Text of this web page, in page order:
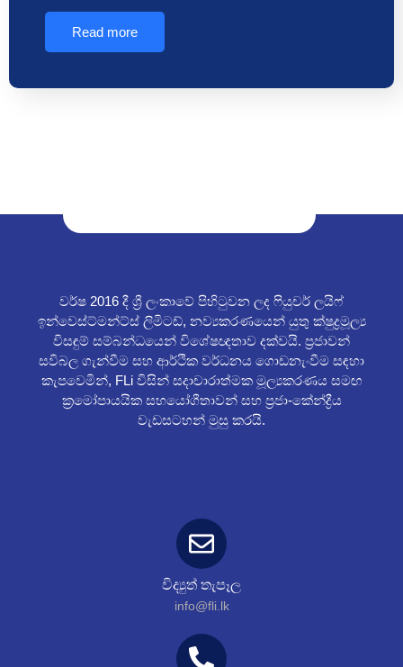
Read more
වර්ෂ 2016 දී ශ්‍රී ලංකාවේ පිහිටුවන ලද ෆියුචර් ලයිෆ්
ඉන්වෙස්ට්මන්ට්ස් ලිමිටඩ්, නව්‍යකරණයෙන් යුතු ක්ෂුද්‍රමූල්‍ය
විසඳුම් සම්බන්ධයෙන් විශේෂඥතාව දක්වයි. ප්‍රජාවන්
සවිබල ගැන්වීම සහ ආර්ථික වර්ධනය ගොඩනැංවීම සඳහා
කැපවෙමින්, FLi විසින් සදාචාරාත්මක මූල්‍යකරණය සමඟ
ක්‍රමෝපායයික සහයෝගීතාවන් සහ ප්‍රජා-කේන්ද්‍රීය
වැඩසටහන් මුසු කරයි.
විද්‍යුත් තැපෑල
info@fli.lk